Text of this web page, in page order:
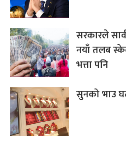
सरकारले
नयाँ तलब
भत्ता पनि
सुनको भाउ